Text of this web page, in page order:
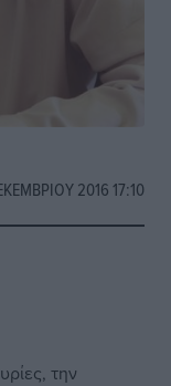
2016 17:10
την